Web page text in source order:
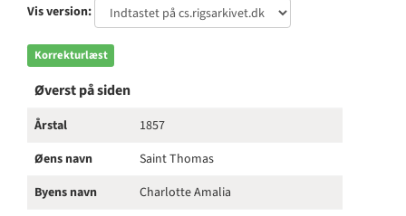
Vis version:
Korrekturlæst
Øverst på siden
Årstal
1857
Øens navn
Saint Thomas
Byens navn
Charlotte Amalia